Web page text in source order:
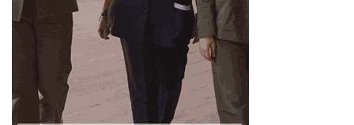
de desconexión.
Consejos antes de bañarse en ríos
de León
Las piscinas fluviales de la montaña leonesa son espacios